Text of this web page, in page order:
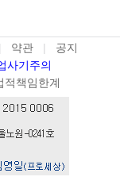
약관 |
공지
사기주의
적책임한계